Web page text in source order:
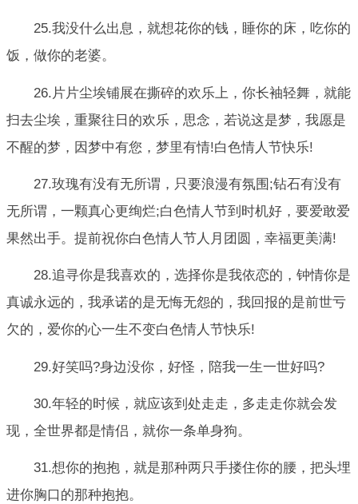
25.我没什么出息，就想花你的钱，睡你的床，吃你的
饭，做你的老婆。
26.片片尘埃铺展在撕碎的欢乐上，你长袖轻舞，就能
扫去尘埃，重聚往日的欢乐，思念，若说这是梦，我愿是
不醒的梦，因梦中有您，梦里有情!白色情人节快乐!
27.玫瑰有没有无所谓，只要浪漫有氛围;钻石有没有
无所谓，一颗真心更绚烂;白色情人节到时机好，要爱敢爱
果然出手。提前祝你白色情人节人月团圆，幸福更美满!
28.追寻你是我喜欢的，选择你是我依恋的，钟情你是
真诚永远的，我承诺的是无悔无怨的，我回报的是前世亏
欠的，爱你的心一生不变白色情人节快乐!
29.好笑吗?身边没你，好怪，陪我一生一世好吗?
30.年轻的时候，就应该到处走走，多走走你就会发
现，全世界都是情侣，就你一条单身狗。
31.想你的抱抱，就是那种两只手搂住你的腰，把头埋
进你胸口的那种抱抱。